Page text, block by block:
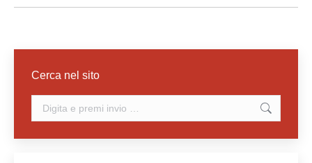
Cerca nel sito
Cerca: